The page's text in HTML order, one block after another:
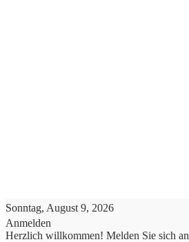
Sonntag, August 9, 2026
Anmelden
Herzlich willkommen! Melden Sie sich an